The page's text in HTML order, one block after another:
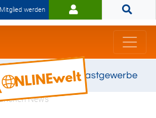
Mitglied werden
stark für das Gastgewerbe
News